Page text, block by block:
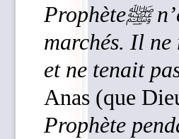
Prophèteﷺ n’était ni pervers, ni grossier, ni criard dans les
marchés. Il
et ne tenait
Anas (que
Prophète